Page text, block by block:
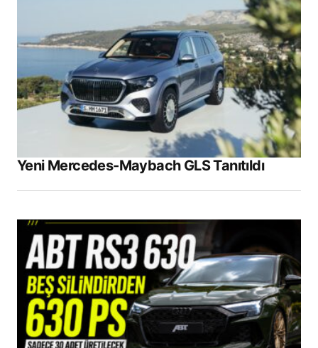
Yeni Mercedes-Maybach GLS Tanıtıldı